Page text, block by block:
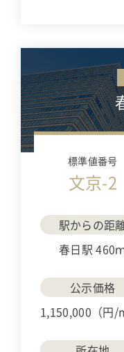
標準値番号
文京-2
駅からの距
春日駅 460
公示価格
1,150,000（円/